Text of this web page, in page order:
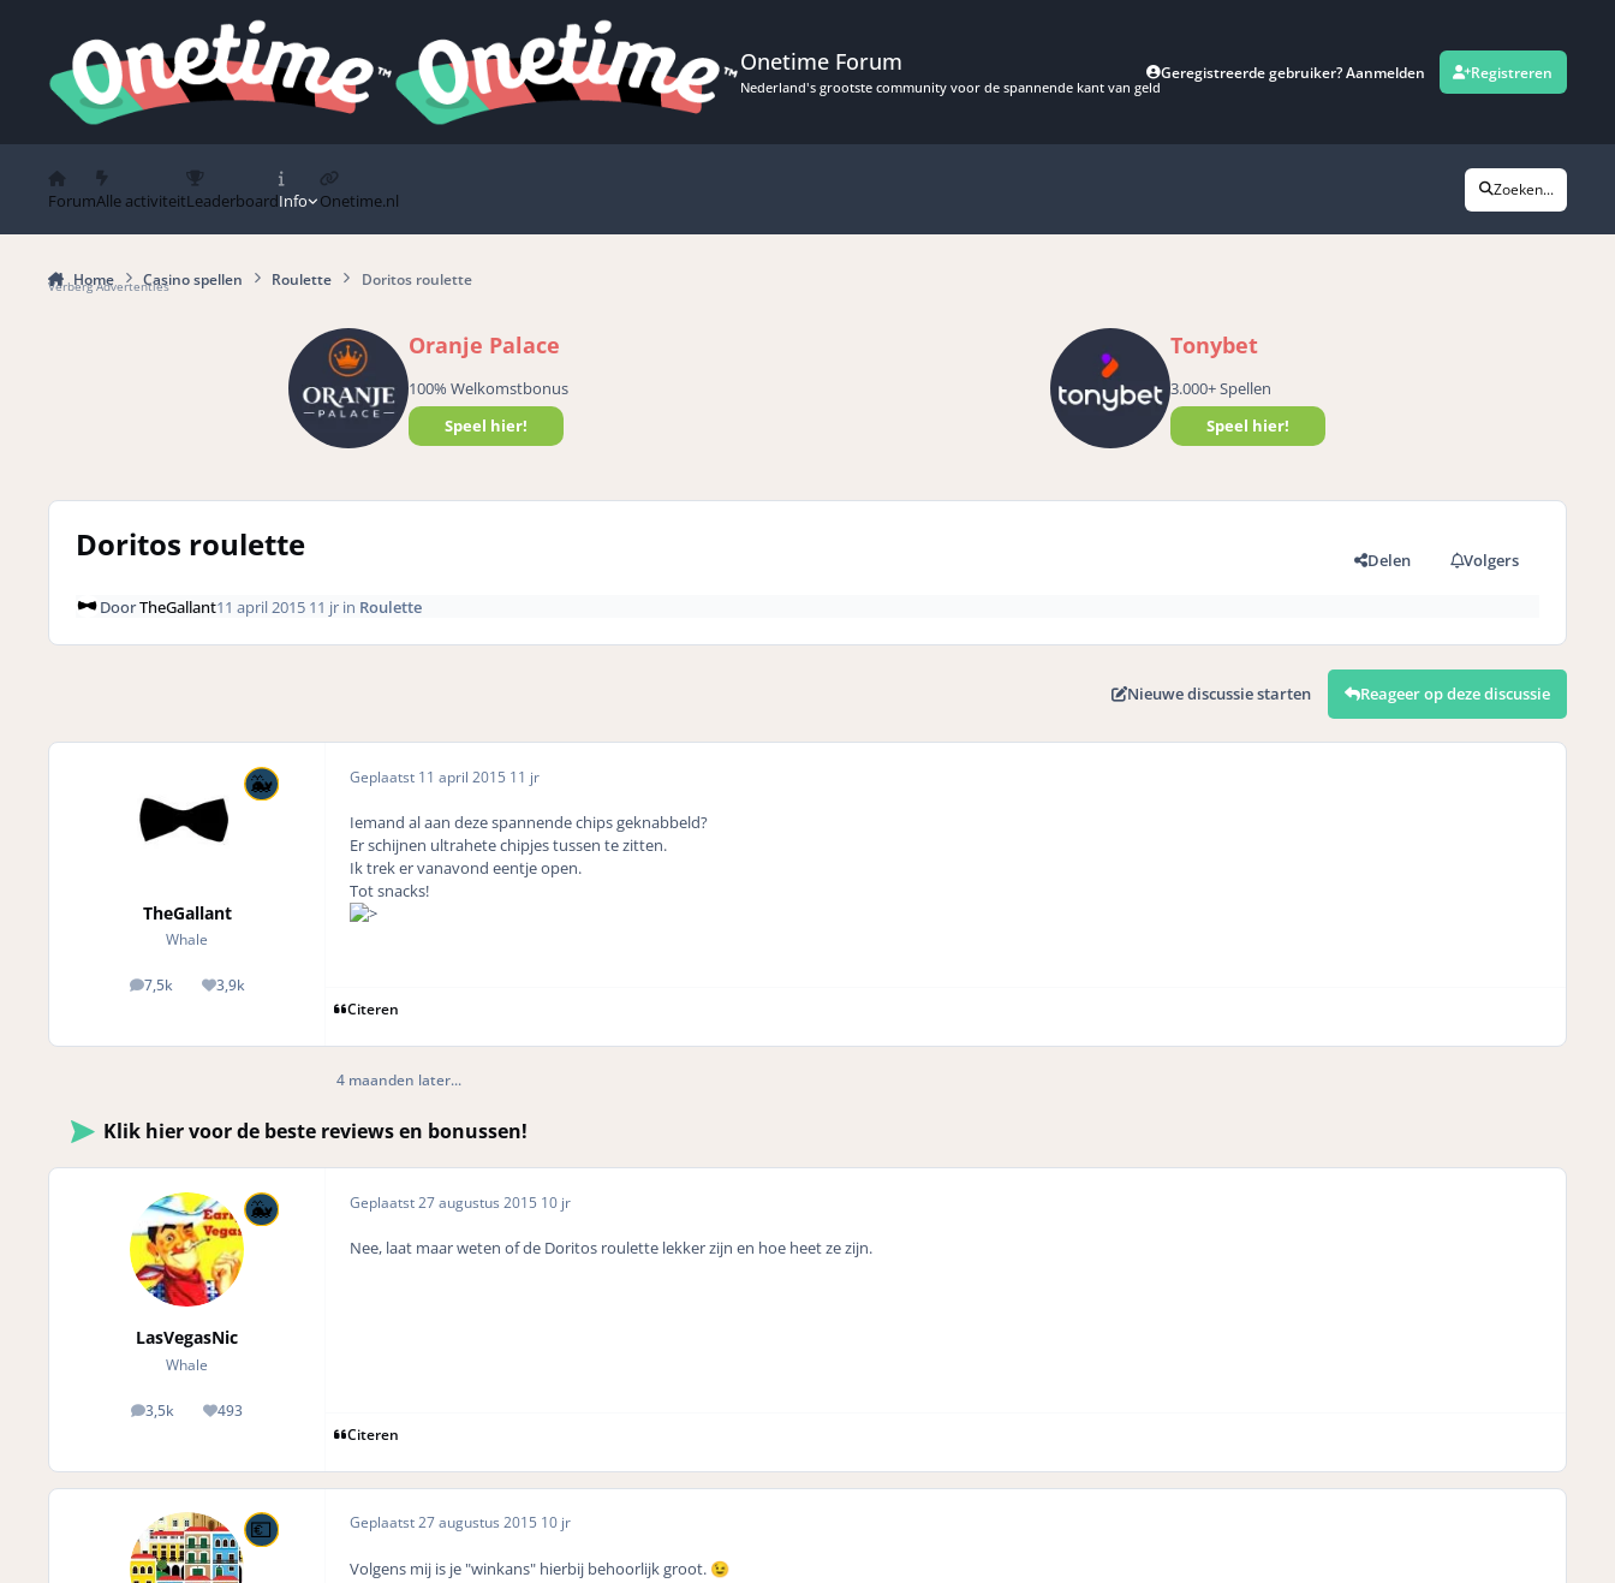
Onetime Forum
Nederland's grootste community voor de spannende kant van geld
Geregistreerde gebruiker? Aanmelden Registreren
ForumAlle activiteitLeaderboardInfo Onetime.nl
Zoeken...
Home Casino spellen Roulette Doritos roulette
Verberg Advertenties
Oranje Palace
100% Welkomstbonus
Speel hier!
Tonybet
3.000+ Spellen
Speel hier!
Doritos roulette Delen Volgers
DoorTheGallant11 april 2015 11 jrin Roulette
Nieuwe discussie starten Reageer op deze discussie
TheGallant
Whale
7,5k
posts 3,9k
Reputation
Geplaatst 11 april 2015 11 jr
Iemand al aan deze spannende chips geknabbeld?
Er schijnen ultrahete chipjes tussen te zitten.
Ik trek er vanavond eentje open.
Tot snacks!
Citeren
4 maanden later...
Klik hier voor de beste reviews en bonussen!
LasVegasNic
Whale
3,5k
posts 493
Reputation
Geplaatst27 augustus 2015 10 jr
Nee, laat maar weten of de Doritos roulette lekker zijn en hoe heet ze zijn.
Citeren
Geplaatst27 augustus 2015 10 jr
Volgens mij is je "winkans" hierbij behoorlijk groot. 😉